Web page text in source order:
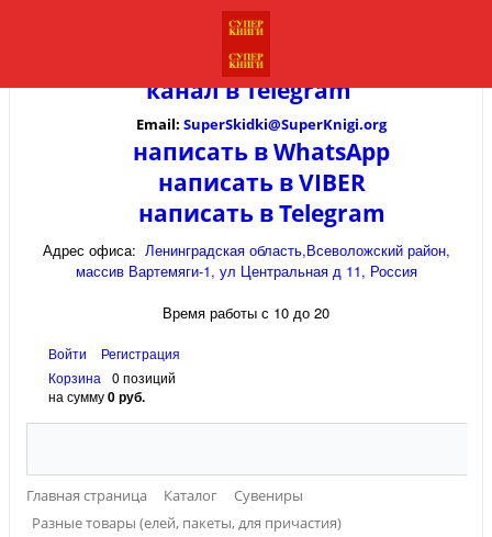
канал вTelegram
Email: SuperSkidki@SuperKnigi.org
написать в WhatsApp
написать в VIBER
написать в Telegram
Адрес офиса: Ленинградская область,Всеволожский район,
массив Вартемяги-1, ул Центральная д 11, Россия
Время работы с 10 до 20
Войти
Регистрация
Корзина
0 позиций
на сумму0 руб.
Главная страница Каталог
Сувениры
Разные товары (елей, пакеты, для причастия)